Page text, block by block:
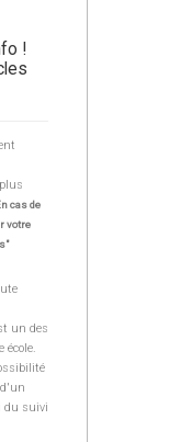
!
cas de
votre
un des
école.
du suivi